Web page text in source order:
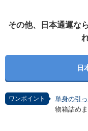
その他、日本通運な
日
ワンポイント 単身の引
物箱詰め